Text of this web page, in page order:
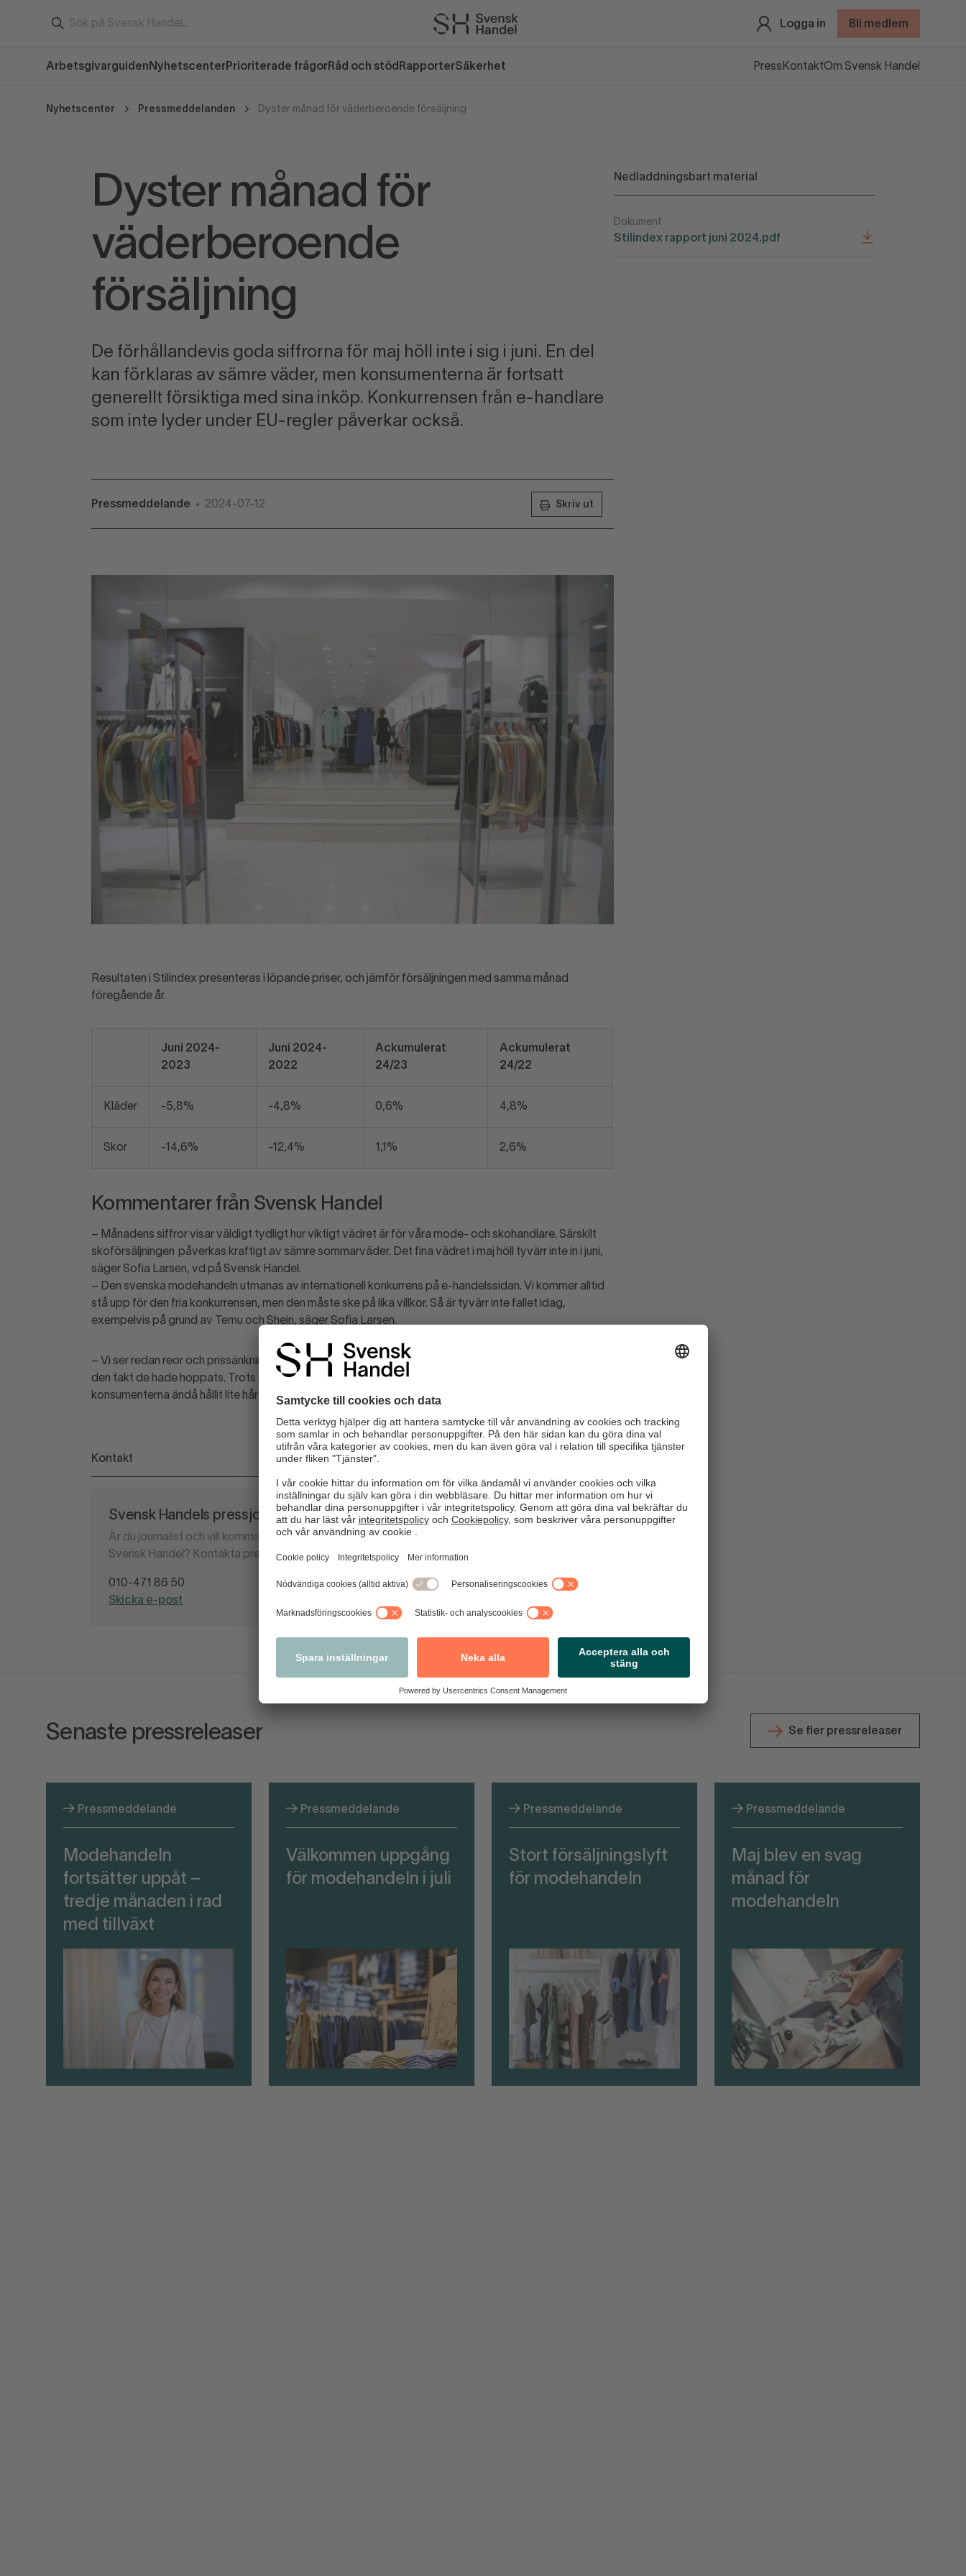
Logga in Bli medlem
Arbetsgivarguiden Nyhetscenter Prioriterade frågor Råd och stöd RapporterSäkerhet Press KontaktOm Svensk Handel
Nyhetscenter Pressmeddelanden Dyster månad för väderberoende försäljning
Dyster månad för
väderberoende
försäljning
De förhållandevis goda siffrorna för maj höll inte i sig i juni. En del
kan förklaras av sämre väder, men konsumenterna är fortsatt
generellt försiktiga med sina inköp. Konkurrensen från e-handlare
som inte lyder under EU-regler påverkar också.
Pressmeddelande • 2024-07-12 Skriv ut
Resultaten i Stilindex presenteras i löpande priser, och jämför försäljningen med samma månad
föregående år.
Juni 2024-
2023
Juni 2024-
2022
Ackumulerat
24/23
Ackumulerat
24/22
Kläder -5,8% -4,8% 0,6% 4,8%
Skor -14,6% -12,4% 1,1% 2,6%
Kommentarer från Svensk Handel
– Månadens siffror visar väldigt tydligt hur viktigt vädret är för våra mode- och skohandlare. Särskilt
skoförsäljningen påverkas kraftigt av sämre sommarväder. Det fina vädret i maj höll tyvärr inte in i juni,
säger Sofia Larsen, vd på Svensk Handel.
– Den svenska modehandeln utmanas av internationell konkurrens på e-handelssidan. Vi kommer alltid
stå upp för den fria konkurrensen, men den måste ske på lika villkor. Så är tyvärr inte fallet idag,
exempelvis på grund av Temu och Shein, säger Sofia Larsen.
– Vi ser redan reor och prissänkningar i Sverige, för att många handlare inte har lyckats sälja sina lager i
den takt de hade hoppats. Trots påbörjade räntesänkningar och skatteåterbäring har de svenska
konsumenterna ändå hållit lite hårdare i plånboken den här månaden, säger Sofia Larsen.
Kontakt
Svensk Handels pressjour
Är du journalist och vill komma i kontakt med någon på
Svensk Handel? Kontakta pressjouren.
010-471 86 50
Skicka e-post
Nedladdningsbart material
Dokument
Stilindex rapport juni 2024.pdf
Senaste pressreleaser Se fler pressreleaser
Pressmeddelande
Modehandeln
fortsätter uppåt –
tredje månaden i rad
med tillväxt
Pressmeddelande
Välkommen uppgång
för modehandeln i juli
Pressmeddelande
Stort försäljningslyft
för modehandeln
Pressmeddelande
Maj blev en svag
månad för
modehandeln